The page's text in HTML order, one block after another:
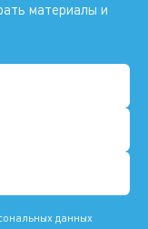
материалы и
данных